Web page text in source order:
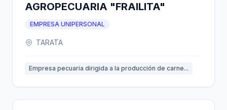
AGROPECUARIA "FRAILITA"
EMPRESA UNIPERSONAL
TARATA
Empresa pecuaria dirigida a la producción de carne...